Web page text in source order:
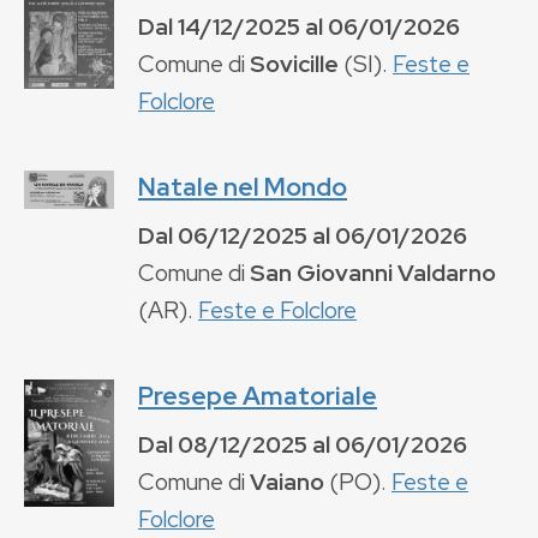
Dal14/12/2025 al06/01/2026
Comune diSovicille (SI). Feste e
Folclore
Natale nel Mondo
Dal06/12/2025 al06/01/2026
Comune diSan Giovanni Valdarno
(AR). Feste e Folclore
Presepe Amatoriale
Dal08/12/2025 al06/01/2026
Comune diVaiano(PO). Feste e
Folclore